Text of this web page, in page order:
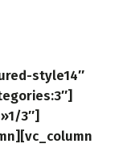
style14″
3″]